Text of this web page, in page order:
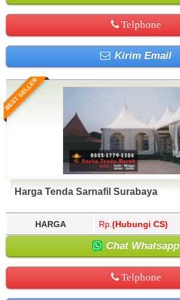
Telphone
Kirim Email
BEST SELLER
Harga Tenda Sarnafil Surabaya
HARGA Rp. (Hubungi CS)
Chat Whatsapp
Telphone